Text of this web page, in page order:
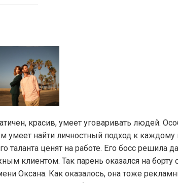
красив, умеет уговаривать людей.
умеет найти личностный подход к каждому
ценят на работе. Его босс решила
клиентом. Так парень оказался на борту
Оксана. Как оказалось, она тоже